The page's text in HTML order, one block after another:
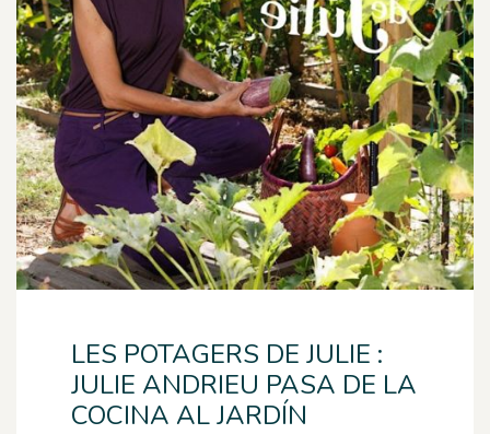
LES POTAGERS DE JULIE :
JULIE ANDRIEU PASA DE LA
COCINA AL JARDÍN